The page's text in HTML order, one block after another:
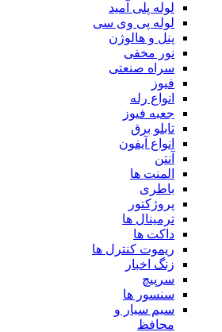
لوله پلی آمید
لوله پی وی سی
پنل و هالوژن
نور مخفی
سراه صنعتی
فیوز
انواع رله
جعبه فیوز
تابلو برق
انواع آیفون
آنتن
المنت ها
باطری
پروژکتور
ترمینال ها
داکت ها
ریموت کنترل ها
زنگ اخبار
سرپیچ
سنسور ها
سیم سیار و
محافظ